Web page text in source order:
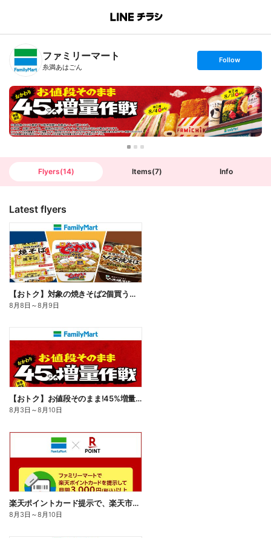
B
n
T
ファミリーマート
糸満あはごん
s
t
o
l
l
o
w
Follow
Flyers(14) Items(7) Info
Latest flyers
【おトク】対象の焼きそば2個買うと100円引き!
8月8日 ～8月9日
【おトク】お値段そのまま!45%増量作戦!
8月3日 ～8月10日
楽天ポイントカード提示で、楽天市場でのお買い物がおトクに!
8月3日 ～8月10日